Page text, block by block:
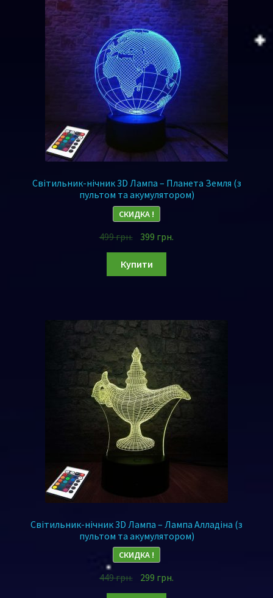
Світильник-нічник 3D Лампа – Планета Земля (з
пультом та акумулятором)
СКИДКА !
499грн. 399 грн.
Купити
Світильник-нічник 3D Лампа – Лампа Алладіна (з
пультом та акумулятором)
СКИДКА !
449грн. 299 грн.